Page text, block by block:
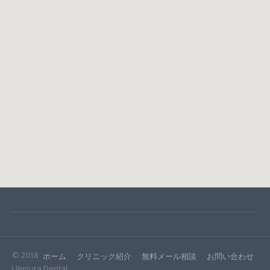
ホーム クリニック紹介 無料メール相談 お問い合わせ
© 2018